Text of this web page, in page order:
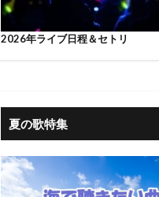
2026年ライブ日程＆セトリ
夏の歌特集